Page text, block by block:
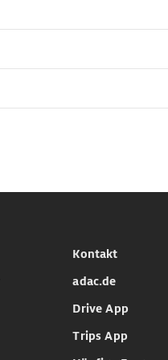
Kontakt
adac.de
Drive App
Trips App